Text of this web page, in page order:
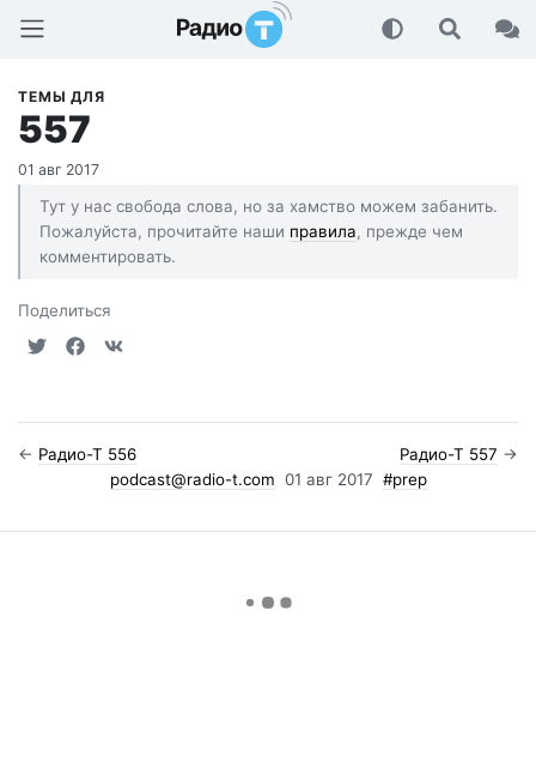
Радио-Т Подкаст
ТЕМЫ ДЛЯ
557
01 авг 2017
Тут у нас свобода слова, но за хамство можем забанить.
Пожалуйста, прочитайте наши правила, прежде чем
комментировать.
Поделиться
← Радио-Т 556 Радио-Т 557 →
podcast@radio-t.com 01 авг 2017 #prep